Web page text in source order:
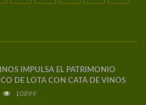
IMPULSA EL PATRIMONIO
DE LOTA CON CATA DE VINOS
10899